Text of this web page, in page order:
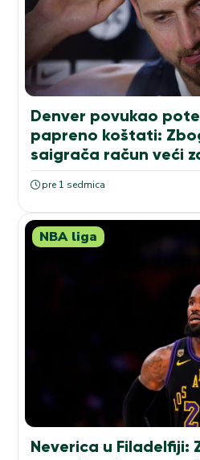
Denver povukao
papreno koštati:
saigrača račun veći
pre 1 sedmica
NBA liga
Neverica u Filadelfiji: